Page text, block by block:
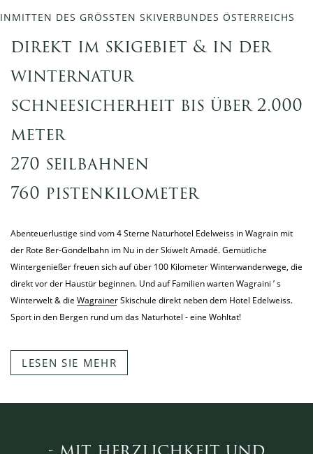
INMITTEN DES GRÖSSTEN SKIVERBUNDES ÖSTERREICHS
direkt im skigebiet & in der
winternatur
schneesicherheit bis über 2.000
meter
270 seilbahnen
760 pistenkilometer
Abenteuerlustige sind vom 4 Sterne Naturhotel Edelweiss in Wagrain mit
der Rote 8er-Gondelbahn im Nu in der Skiwelt Amadé. Gemütliche
Wintergenießer freuen sich auf über 100 Kilometer Winterwanderwege, die
direkt vor der Haustür beginnen. Und auf Familien warten Wagraini ’ s
Winterwelt & die Wagrainer Skischule direkt neben dem Hotel Edelweiss.
Sport in den Bergen rund um das Naturhotel - eine Wohltat!
LESEN SIE MEHR